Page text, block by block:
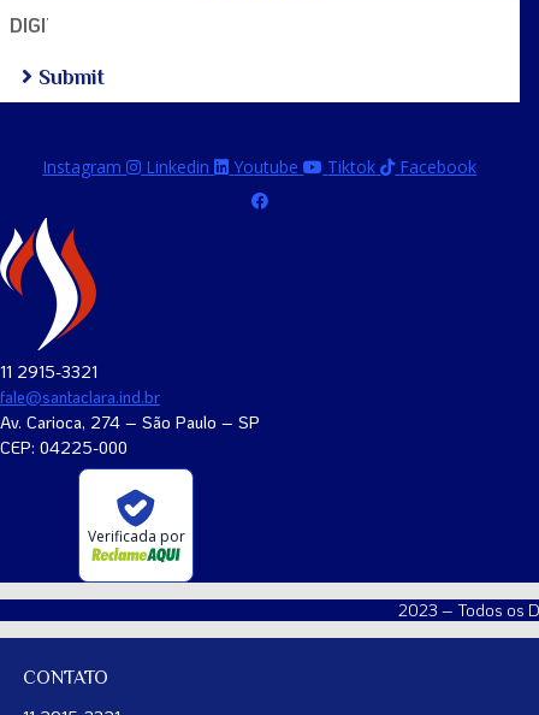
Submit
Instagram Linkedin Youtube Tiktok Facebook
11 2915-3321
fale@santaclara.ind.br
Av. Carioca, 274 – São Paulo – SP
CEP: 04225-000
Verificada por
2023 – Todos os
CONTATO